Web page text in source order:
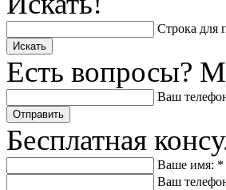
Строка для
Искать
Есть вопросы?
Ваш
Отправить
Бесплатная
Ваше имя: *
Ваш